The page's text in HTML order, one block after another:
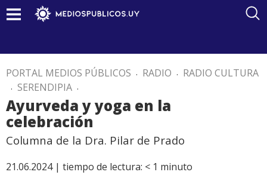
PORTAL MEDIOS PÚBLICOS . RADIO . RADIO CULTURA
. SERENDIPIA .
Ayurveda y yoga en la
celebración
Columna de la Dra. Pilar de Prado
21.06.2024 | tiempo de lectura: < 1 minuto